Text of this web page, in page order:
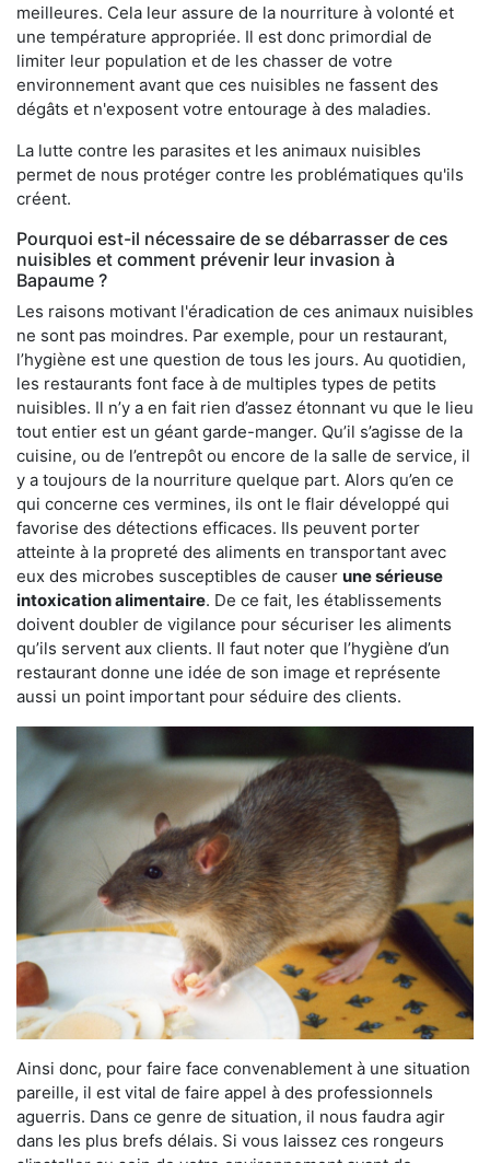
meilleures. Cela leur assure de la nourriture à volonté et
une température appropriée. Il est donc primordial de
limiter leur population et de les chasser de votre
environnement avant que ces nuisibles ne fassent des
dégâts et n'exposent votre entourage à des maladies.
La lutte contre les parasites et les animaux nuisibles
permet de nous protéger contre les problématiques qu'ils
créent.
Pourquoi est-il nécessaire de se débarrasser de ces
nuisibles et comment prévenir leur invasion à
Bapaume ?
Les raisons motivant l'éradication de ces animaux nuisibles
ne sont pas moindres. Par exemple, pour un restaurant,
l’hygiène est une question de tous les jours. Au quotidien,
les restaurants font face à de multiples types de petits
nuisibles. Il n’y a en fait rien d’assez étonnant vu que le lieu
tout entier est un géant garde-manger. Qu’il s’agisse de la
cuisine, ou de l’entrepôt ou encore de la salle de service, il
y a toujours de la nourriture quelque part. Alors qu’en ce
qui concerne ces vermines, ils ont le flair développé qui
favorise des détections efficaces. Ils peuvent porter
atteinte à la propreté des aliments en transportant avec
eux des microbes susceptibles de causer une sérieuse
intoxication alimentaire. De ce fait, les établissements
doivent doubler de vigilance pour sécuriser les aliments
qu’ils servent aux clients. Il faut noter que l’hygiène d’un
restaurant donne une idée de son image et représente
aussi un point important pour séduire des clients.
Ainsi donc, pour faire face convenablement à une situation
pareille, il est vital de faire appel à des professionnels
aguerris. Dans ce genre de situation, il nous faudra agir
dans les plus brefs délais. Si vous laissez ces rongeurs